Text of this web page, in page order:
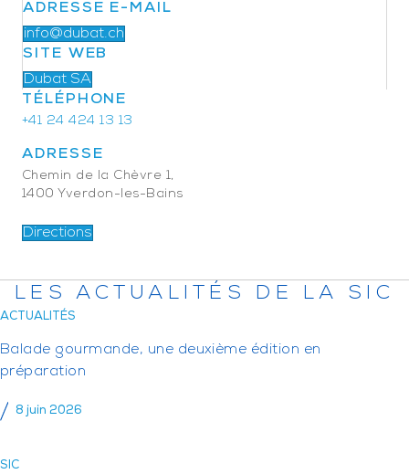
ADRESSE E-MAIL
info@dubat.ch
SITE WEB
Dubat SA
TÉLÉPHONE
+41 24 424 13 13
ADRESSE
Chemin de la Chèvre 1,
1400 Yverdon-les-Bains
Directions
LES ACTUALITÉS DE LA SIC
ACTUALITÉS
Balade gourmande, une deuxième édition en
préparation
8 juin 2026
SIC